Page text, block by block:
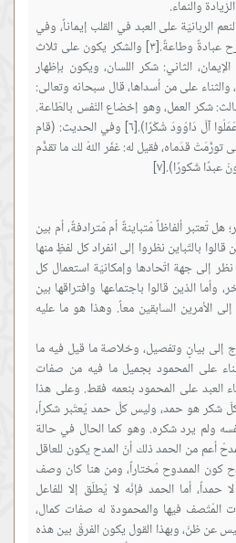
الربانيّة على العبد في القلب إيماناً، وفي
اللسان حمداً وثناءً، وفي الجوارح عبادةً وطاعةً.[٣] والشكر يكون على ثلاث
الثاني: شكر اللسان، ويكون بإظهار
والثناء على من أسداها، قال سبحانه وتعالى:
رَبِّكَ فَحَدِّثْ).[٤] الثالث: شكر العمل، وهو إخضاع النّفس بالطّاعة.
[٥] قال الله سبحانه وتعالى: (اعْمَلُوا آلَ دَاوُودَ شُكْرًا).[٦] وفي الحديث: (قام
قدَماه، فقيل له: غفَر اللهُ لك ما تقدَّم
تُعتبر ألفاظاً مُتباينةً أم مُترادفةً، أم بين
بالتّباين نظروا إلى انفراد كل لفظٍ منها
إلى جهة اتّحادها وإمكانيّة استعمال كل
وأما الذين قالوا باجتماعها وافتراقها بين
الأمرين السابقين معاً. وهذا هو ما عليه
إلى بيانٍ وتفصيل، وخلاصة ما قيل فيه ما
على المحمود بجميل ما فيه من صفات
العبد على المحمود بنعمه فقط. وعلى هذا
شكر هو حمد، وليس كلّ حمد يُعتَبر شكراً،
ولم يرد شكره. وهو كما الحال في حالة
أعم من الحمد ذلك أنّ المدح يكون للعاقل
كون الممدوح مُختاراً، ومن هنا كان وصف
حمداً، أما الحمد فإنّه لا يُطلَق إلا للفاعل
المُتّصف فيها والمحمودة له صفات كمال،
عن ظنّ، وبهذا القول يكون الفرقُ بين هذه